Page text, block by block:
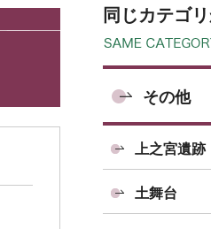
同じカテゴ
その他
上之宮遺跡
土舞台